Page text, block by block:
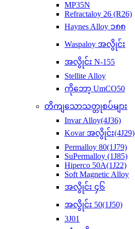
MP35N
Refractaloy 26 (R26)
Haynes Alloy ၁၈၈
Waspaloy အလွိုင်း
အလွိုင်း N-155
Stellite Alloy
ကိုဘော့ UmCO50
တိကျသောသတ္တုစပ်များ
Invar Alloy(4J36)
Kovar အလွိုင်း(4J29)
Permalloy 80(1J79)
SuPermalloy (1J85)
Hiperco 50A(1J22)
Soft Magnetic Alloy
အလွိုင်း ၄၆
အလွိုင်း 50(1J50)
3J01